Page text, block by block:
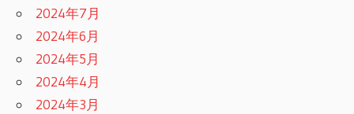
2024年7月
2024年6月
2024年5月
2024年4月
2024年3月